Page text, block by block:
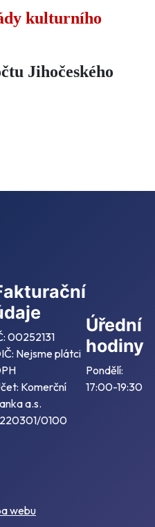
kulturního
Jihočeského
00252131
Nejsme plátci
Komerční
a.s.
0100
Úřední
hodiny
Pondělí:
17:00-19:30
webu